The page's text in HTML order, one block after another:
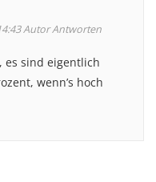
AutorAntworten
es sind eigentlich
wenn’s hoch